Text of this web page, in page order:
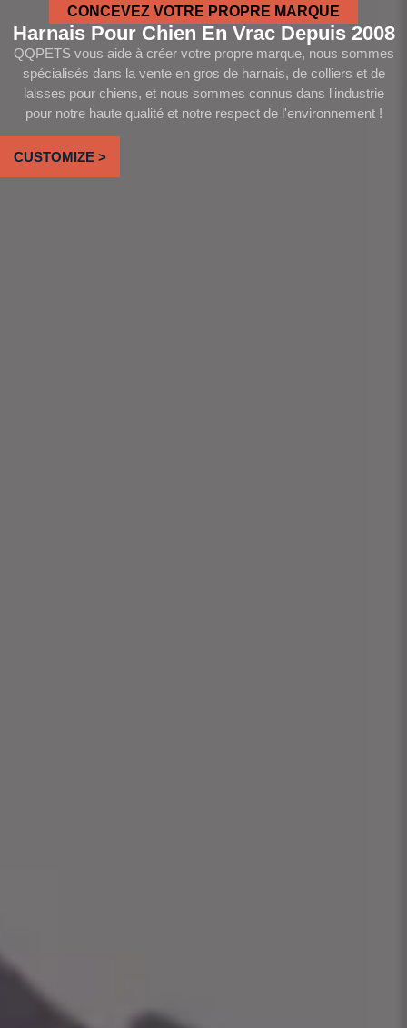
CONCEVEZ VOTRE PROPRE MARQUE
Harnais Pour Chien En Vrac Depuis 2008
QQPETS vous aide à créer votre propre marque, nous sommes
spécialisés dans la vente en gros de harnais, de colliers et de
laisses pour chiens, et nous sommes connus dans l'industrie
pour notre haute qualité et notre respect de l'environnement !
CUSTOMIZE >